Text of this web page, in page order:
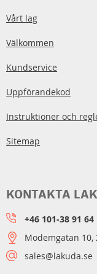
Vårt lag
Välkommen
Kundservice
Uppförandekod
Instruktioner och
Sitemap
KONTAKTA
+46 101-38 91 64
Modemgatan 10,
sales@lakuda.se